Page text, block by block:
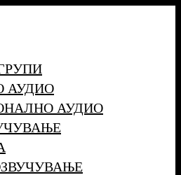
АУДИО
АУДИО